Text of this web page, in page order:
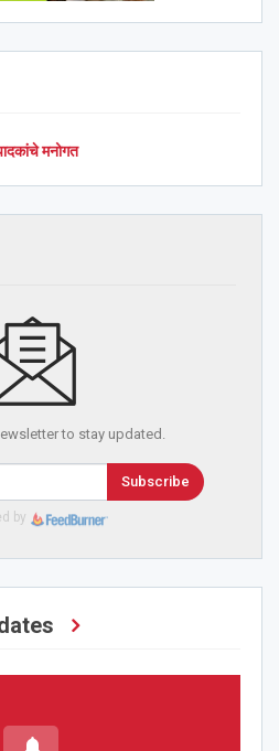
मनोगत
to stay updated.
Subscribe
by